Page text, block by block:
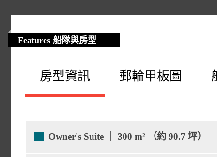
Features 船隊與房型
房型資訊 郵輪甲板圖
Owner's Suite ｜ 300 m² （約 90.7 坪）